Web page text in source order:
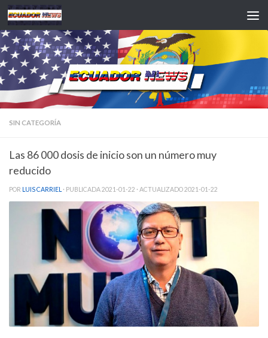
Saltar al contenido
SIN CATEGORÍA
Las 86 000 dosis de inicio son un número muy
reducido
POR LUIS CARRIEL · PUBLICADA2021-01-22 · ACTUALIZADO2021-01-22